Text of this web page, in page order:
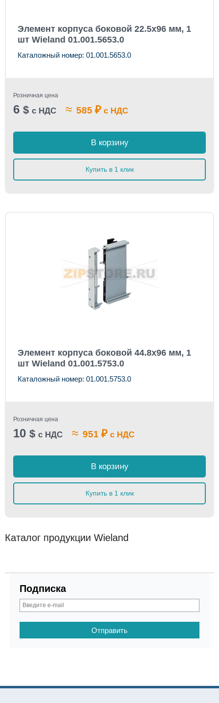
Элемент корпуса боковой 22.5x96 мм, 1
шт Wieland 01.001.5653.0
Каталожный номер: 01.001.5653.0
Розничная цена
6 $ с НДС ≈ 585 ₽ с НДС
В корзину
Купить в 1 клик
Элемент корпуса боковой 44.8x96 мм, 1
шт Wieland 01.001.5753.0
Каталожный номер: 01.001.5753.0
Розничная цена
10 $ с НДС ≈ 951 ₽ с НДС
В корзину
Купить в 1 клик
Каталог продукции Wieland
Подписка